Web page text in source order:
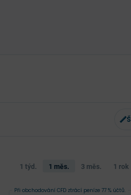
1 týd. 1 měs. 3 měs. 1 rok
Při obchodování CFD ztrácí peníze 77 % účtů.